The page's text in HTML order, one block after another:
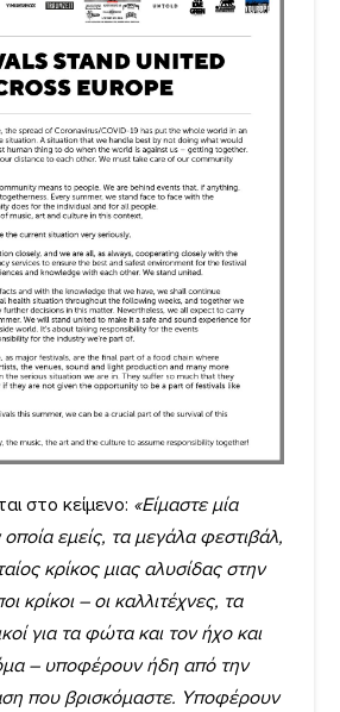
στο κείμενο: «Είμαστε μία
εμείς, τα μεγάλα φεστιβάλ,
κρίκος μιας αλυσίδας στην
κρίκοι – οι καλλιτέχνες, τα
για τα φώτα και τον ήχο και
– υποφέρουν ήδη από την
που βρισκόμαστε. Υποφέρουν